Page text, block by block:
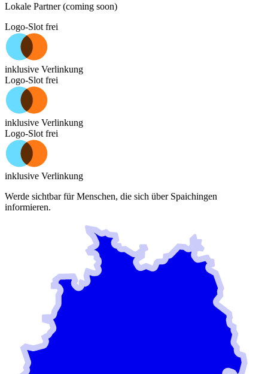
Lokale Partner (coming soon)
Logo-Slot frei
inklusive Verlinkung
Logo-Slot frei
inklusive Verlinkung
Logo-Slot frei
inklusive Verlinkung
Werde sichtbar für Menschen, die sich über Spaichingen
informieren.